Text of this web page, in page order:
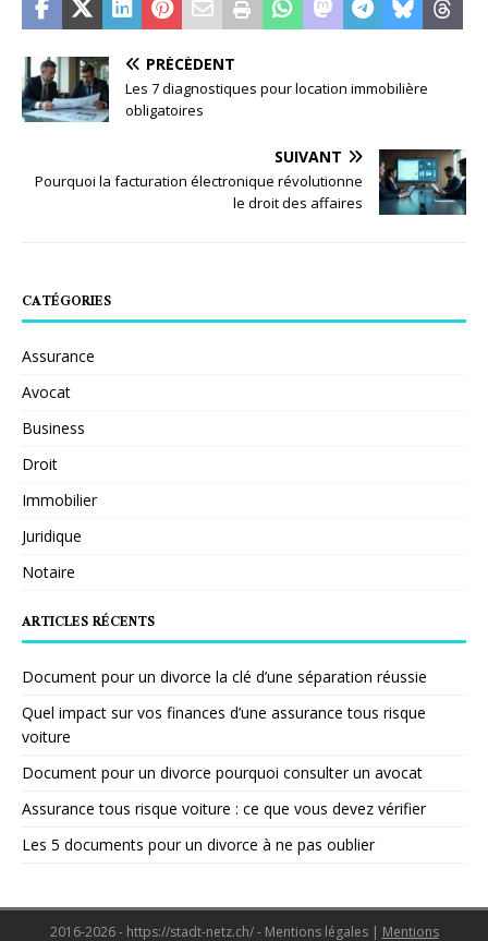
PRÉCÉDENT
Les 7 diagnostiques pour location immobilière
obligatoires
SUIVANT
Pourquoi la facturation électronique révolutionne
le droit des affaires
CATÉGORIES
Assurance
Avocat
Business
Droit
Immobilier
Juridique
Notaire
ARTICLES RÉCENTS
Document pour un divorce la clé d’une séparation réussie
Quel impact sur vos finances d’une assurance tous risque
voiture
Document pour un divorce pourquoi consulter un avocat
Assurance tous risque voiture : ce que vous devez vérifier
Les 5 documents pour un divorce à ne pas oublier
2016-2026 - https://stadt-netz.ch/ - Mentions légales | Mentions